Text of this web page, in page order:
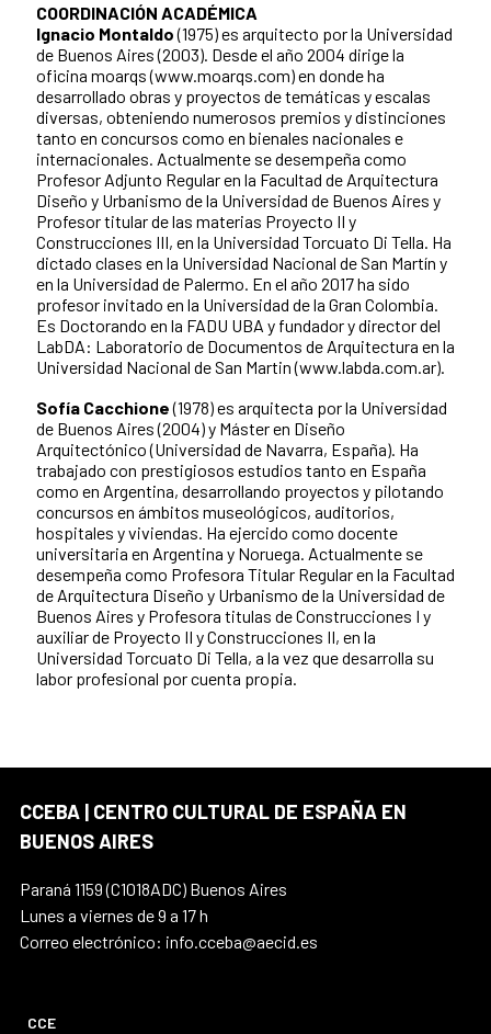
COORDINACIÓN ACADÉMICA
Ignacio Montaldo(1975) es arquitecto por la Universidad
de Buenos Aires (2003). Desde el año 2004 dirige la
oficina moarqs (www.moarqs.com) en donde ha
desarrollado obras y proyectos de temáticas y escalas
diversas, obteniendo numerosos premios y distinciones
tanto en concursos como en bienales nacionales e
internacionales. Actualmente se desempeña como
Profesor Adjunto Regular en la Facultad de Arquitectura
Diseño y Urbanismo de la Universidad de Buenos Aires y
Profesor titular de las materias Proyecto II y
Construcciones III, en la Universidad Torcuato Di Tella. Ha
dictado clases en la Universidad Nacional de San Martín y
en la Universidad de Palermo. En el año 2017 ha sido
profesor invitado en la Universidad de la Gran Colombia.
Es Doctorando en la FADU UBA y fundador y director del
LabDA: Laboratorio de Documentos de Arquitectura en la
Universidad Nacional de San Martin (www.labda.com.ar).
Sofía Cacchione(1978) es arquitecta por la Universidad
de Buenos Aires (2004) y Máster en Diseño
Arquitectónico (Universidad de Navarra, España). Ha
trabajado con prestigiosos estudios tanto en España
como en Argentina, desarrollando proyectos y pilotando
concursos en ámbitos museológicos, auditorios,
hospitales y viviendas. Ha ejercido como docente
universitaria en Argentina y Noruega. Actualmente se
desempeña como Profesora Titular Regular en la Facultad
de Arquitectura Diseño y Urbanismo de la Universidad de
Buenos Aires y Profesora titulas de Construcciones I y
auxiliar de Proyecto II y Construcciones II, en la
Universidad Torcuato Di Tella, a la vez que desarrolla su
labor profesional por cuenta propia.
CCEBA | CENTRO CULTURAL DE ESPAÑA EN
BUENOS AIRES
Paraná 1159 (C1018ADC) Buenos Aires
Lunes a viernes de 9 a 17 h
Correo electrónico: info.cceba@aecid.es
CCE